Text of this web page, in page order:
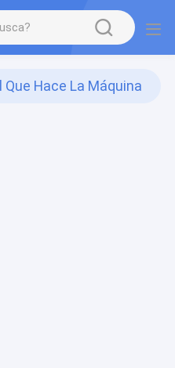
Hace La Máquina